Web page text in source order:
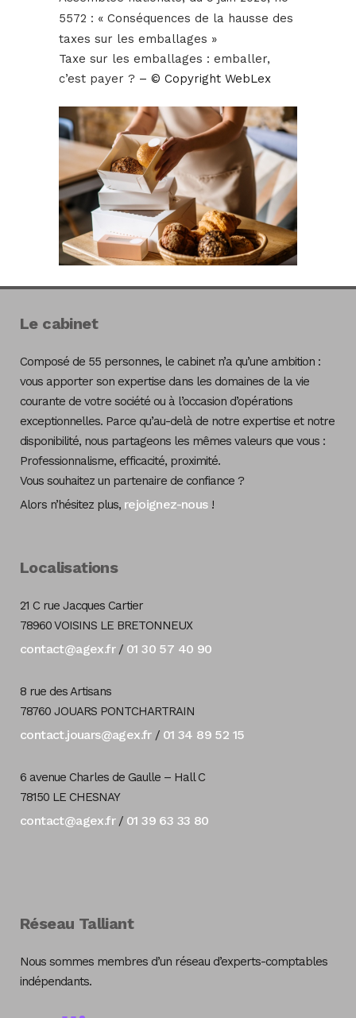
5572 : « Conséquences de la hausse des
taxes sur les emballages »
Taxe sur les emballages : emballer,
c’est payer ? – © Copyright WebLex
Le cabinet
Composé de 55 personnes, le cabinet n’a qu’une ambition :
vous apporter son expertise dans les domaines de la vie
courante de votre société ou à l’occasion d’opérations
exceptionnelles. Parce qu’au-delà de notre expertise et notre
disponibilité, nous partageons les mêmes valeurs que vous :
Professionnalisme, efficacité, proximité.
Vous souhaitez un partenaire de confiance ?
Alors n’hésitez plus, rejoignez-nous!
Localisations
21 C rue Jacques Cartier
78960 VOISINS LE BRETONNEUX
contact@agex.fr/ 01 30 57 40 90
8 rue des Artisans
78760 JOUARS PONTCHARTRAIN
contact.jouars@agex.fr/ 01 34 89 52 15
6 avenue Charles de Gaulle – Hall C
78150 LE CHESNAY
contact@agex.fr/ 01 39 63 33 80
Réseau Talliant
Nous sommes membres d’un réseau d’experts-comptables
indépendants.